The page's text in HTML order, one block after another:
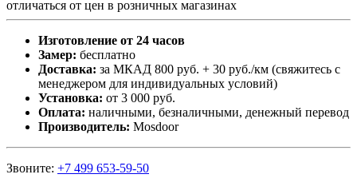
отличаться от цен в розничных магазинах
Изготовление от 24 часов
Замер: бесплатно
Доставка: за МКАД 800 руб. + 30 руб./км (свяжитесь с
менеджером для индивидуальных условий)
Установка: от 3 000 руб.
Оплата: наличными, безналичными, денежный перевод
Производитель: Mosdoor
Звоните: +7 499 653-59-50